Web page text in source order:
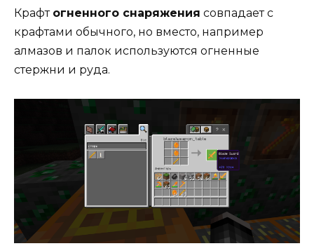
Крафт огненного снаряжения совпадает с
крафтами обычного, но вместо, например
алмазов и палок используются огненные
стержни и руда.